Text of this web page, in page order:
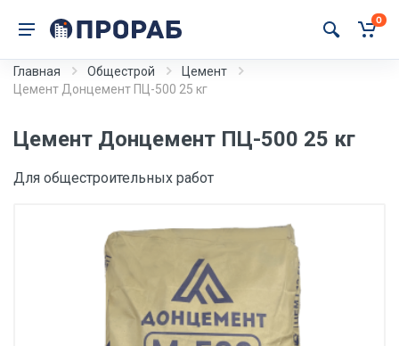
0
Главная Общестрой
Цемент
Цемент Донцемент ПЦ-500 25 кг
Цемент Донцемент ПЦ-500 25 кг
Для общестроительных работ